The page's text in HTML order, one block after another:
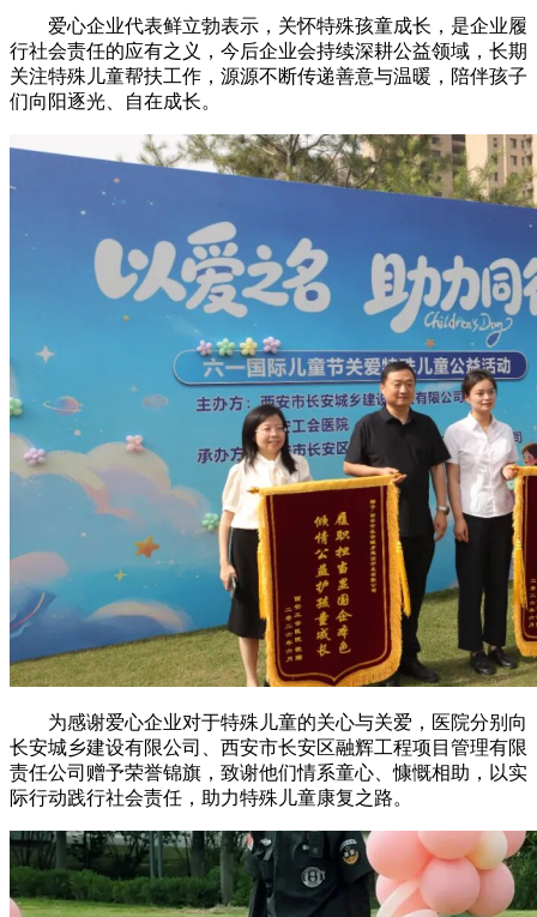
爱心企业代表鲜立勃表示，关怀特殊孩童成长，是企业履
行社会责任的应有之义，今后企业会持续深耕公益领域，长期
关注特殊儿童帮扶工作，源源不断传递善意与温暖，陪伴孩子
们向阳逐光、自在成长。
为感谢爱心企业对于特殊儿童的关心与关爱，医院分别向
长安城乡建设有限公司、西安市长安区融辉工程项目管理有限
责任公司赠予荣誉锦旗，致谢他们情系童心、慷慨相助，以实
际行动践行社会责任，助力特殊儿童康复之路。